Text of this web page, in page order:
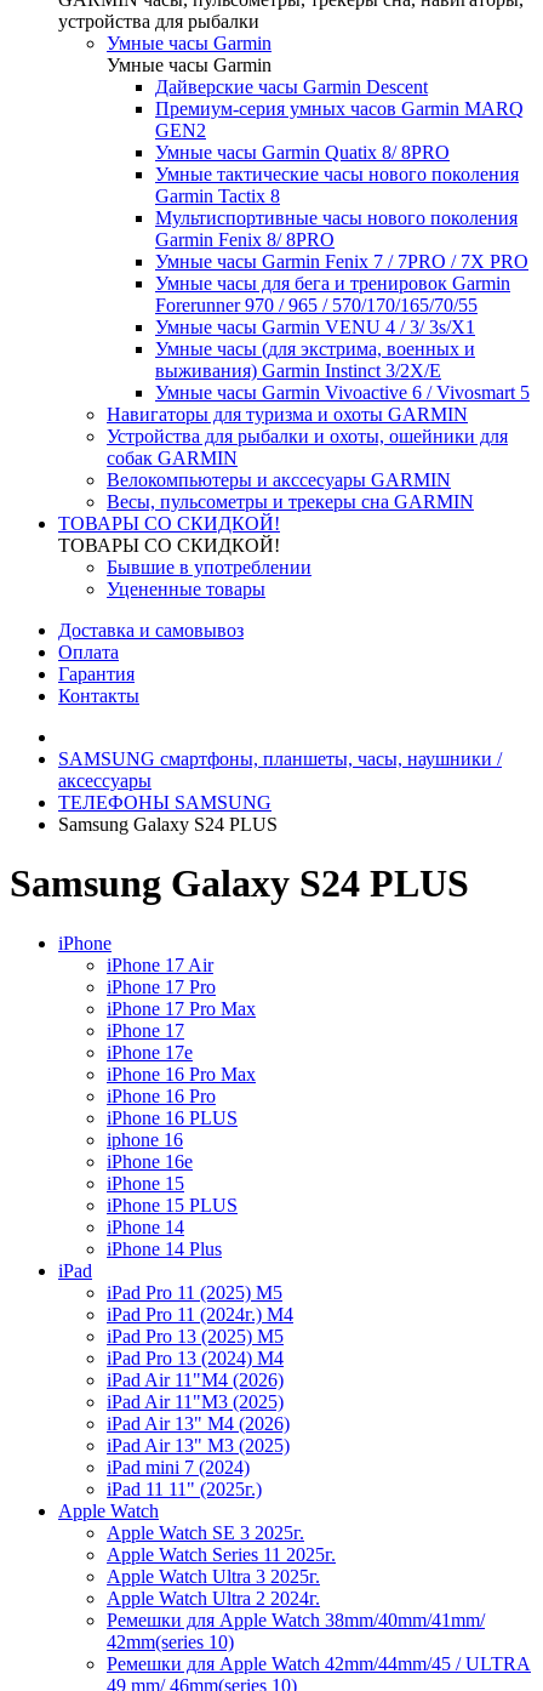
устройства для рыбалки
Умные часы Garmin
Умные часы Garmin
Дайверские часы Garmin Descent
Премиум-серия умных часов Garmin MARQ
GEN2
Умные часы Garmin Quatix 8/ 8PRO
Умные тактические часы нового поколения
Garmin Tactix 8
Мультиспортивные часы нового поколения
Garmin Fenix 8/ 8PRO
Умные часы Garmin Fenix 7 / 7PRO / 7X PRO
Умные часы для бега и тренировок Garmin
Forerunner 970 / 965 / 570/170/165/70/55
Умные часы Garmin VENU 4 / 3/ 3s/X1
Умные часы (для экстрима, военных и
выживания) Garmin Instinct 3/2X/E
Умные часы Garmin Vivoactive 6 / Vivosmart 5
Навигаторы для туризма и охоты GARMIN
Устройства для рыбалки и охоты, ошейники для
собак GARMIN
Велокомпьютеры и акссесуары GARMIN
Весы, пульсометры и трекеры сна GARMIN
ТОВАРЫ СО СКИДКОЙ!
ТОВАРЫ СО СКИДКОЙ!
Бывшие в употреблении
Уцененные товары
Доставка и самовывоз
Оплата
Гарантия
Контакты
SAMSUNG cмартфоны, планшеты, часы, наушники /
аксессуары
ТЕЛЕФОНЫ SAMSUNG
Samsung Galaxy S24 PLUS
Samsung Galaxy S24 PLUS
iPhone
iPhone 17 Air
iPhone 17 Pro
iPhone 17 Pro Max
iPhone 17
iPhone 17e
iPhone 16 Pro Max
iPhone 16 Pro
iPhone 16 PLUS
iphone 16
iPhone 16e
iPhone 15
iPhone 15 PLUS
iPhone 14
iPhone 14 Plus
iPad
iPad Pro 11 (2025) M5
iPad Pro 11 (2024г.) M4
iPad Pro 13 (2025) M5
iPad Pro 13 (2024) M4
iPad Air 11"M4 (2026)
iPad Air 11"M3 (2025)
iPad Air 13" M4 (2026)
iPad Air 13" M3 (2025)
iPad mini 7 (2024)
iPad 11 11" (2025г.)
Apple Watch
Apple Watch SE 3 2025г.
Apple Watch Series 11 2025г.
Apple Watch Ultra 3 2025г.
Apple Watch Ultra 2 2024г.
Ремешки для Apple Watch 38mm/40mm/41mm/
42mm(series 10)
Ремешки для Apple Watch 42mm/44mm/45 / ULTRA
49 mm/ 46mm(series 10)